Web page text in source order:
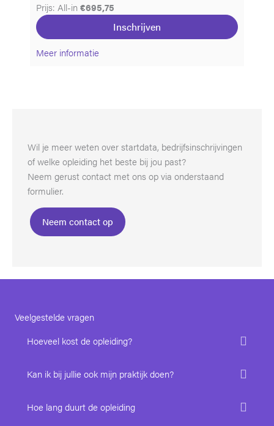
Prijs: All-in €695,75
Inschrijven
Meer informatie
Wil je meer weten over startdata, bedrijfsinschrijvingen
of welke opleiding het beste bij jou past?
Neem gerust contact met ons op via onderstaand
formulier.
Neem contact op
Veelgestelde vragen
Hoeveel kost de opleiding?
Kan ik bij jullie ook mijn praktijk doen?
Hoe lang duurt de opleiding